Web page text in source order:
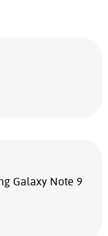
Galaxy Note 9